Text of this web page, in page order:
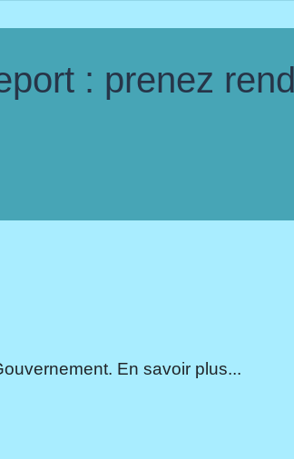
: prenez
En savoir plus...